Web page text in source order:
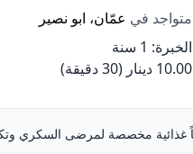
متواجد في عمّان، ابو نصير
الخبرة: 1 سنة
10.00 دينار
(30 دقيقة)